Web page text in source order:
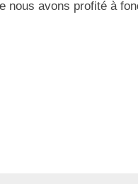
nous avons profité à